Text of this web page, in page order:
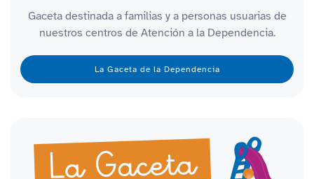
Gaceta destinada a familias y a personas usuarias de
nuestros centros de Atención a la Dependencia.
La Gaceta de la Dependencia